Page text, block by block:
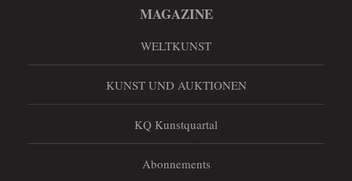
MAGAZINE
WELTKUNST
KUNST UND AUKTIONEN
KQ Kunstquartal
Abonnements